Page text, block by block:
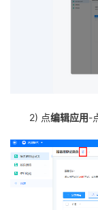
2) 点编辑应用-